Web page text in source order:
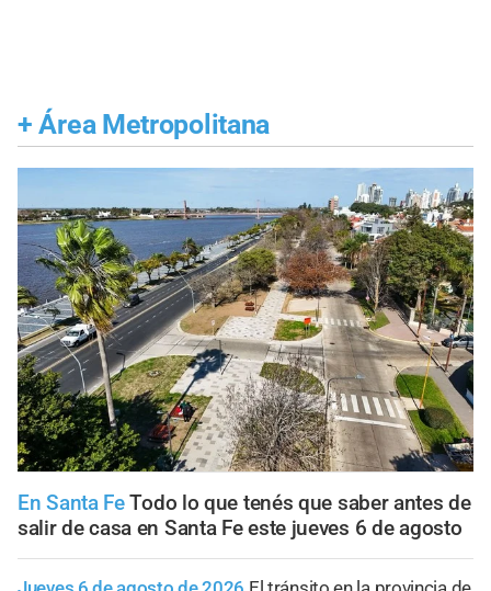
+ Área Metropolitana
En Santa Fe Todo lo que tenés que saber antes de
salir de casa en Santa Fe este jueves 6 de agosto